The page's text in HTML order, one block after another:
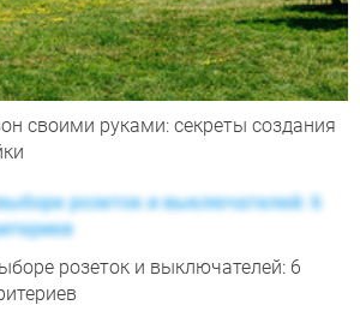
своими руками: секреты создания
розеток и выключателей: 6